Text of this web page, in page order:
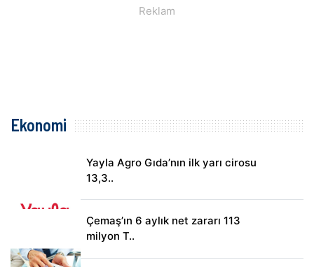
Ekonomi
Yayla Agro Gıda’nın ilk yarı cirosu
13,3..
Çemaş’ın 6 aylık net zararı 113
milyon T..